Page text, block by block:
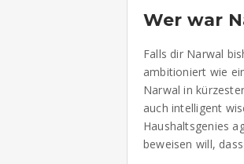
Wer war
Falls dir Narwal
ambitioniert wie
Narwal in
auch intelligent
Haushaltsgenies
beweisen will,